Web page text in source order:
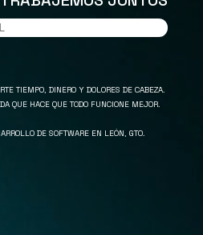
TIEMPO, DINERO Y DOLORES DE CABEZA.
QUE HACE QUE TODO FUNCIONE MEJOR.
DE SOFTWARE EN LEÓN, GTO.